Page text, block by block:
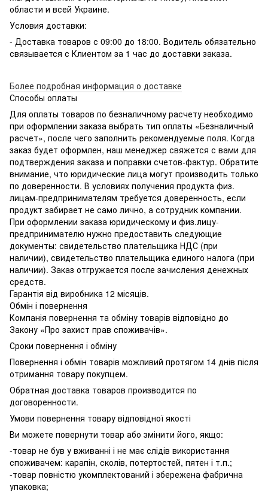
области и всей Украине.
Условия доставки:
- Доставка товаров с 09:00 до 18:00. Водитель обязательно
связывается с Клиентом за 1 час до доставки заказа.
Более подробная информация о доставке
Способы оплаты
Для оплаты товаров по безналичному расчету необходимо
при оформлении заказа выбрать тип оплаты «Безналичный
расчет», после чего заполнить рекомендуемые поля. Когда
заказ будет оформлен, наш менеджер свяжется с вами для
подтверждения заказа и поправки счетов-фактур. Обратите
внимание, что юридические лица могут производить только
по доверенности. В условиях получения продукта физ.
лицам-предпринимателям требуется доверенность, если
продукт забирает не само лично, а сотрудник компании.
При оформлении заказа юридическому и физ.лицу-
предпринимателю нужно предоставить следующие
документы: свидетельство плательщика НДС (при
наличии), свидетельство плательщика единого налога (при
наличии). Заказ отгружается после зачисления денежных
средств.
Гарантія від виробника 12 місяців.
Обмін і повернення
Компанія повернення та обміну товарів відповідно до
Закону «Про захист прав споживачів».
Сроки повернення і обміну
Повернення і обмін товарів можливий протягом 14 днів після
отримання товару покупцем.
Обратная доставка товаров производится по
договоренности.
Умови повернення товару відповідної якості
Ви можете повернути товар або змінити його, якщо:
-товар не був у вживанні і не має слідів використання
споживачем: карапін, сколів, потертостей, пятен і т.п.;
-товар повністю укомплектований і збережена фабрична
упаковка;